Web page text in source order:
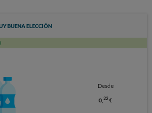
BUENA ELECCIÓN
Desde
0,22 €